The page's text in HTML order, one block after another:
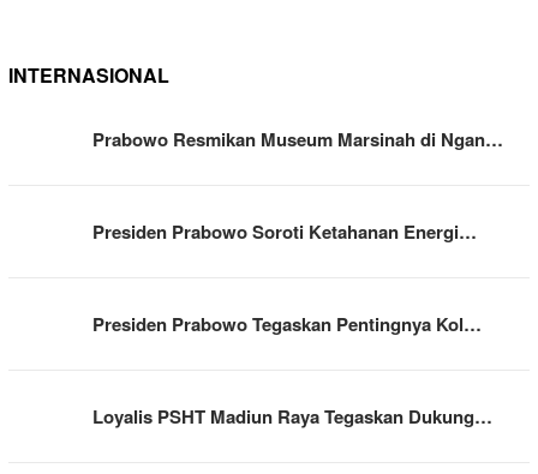
INTERNASIONAL
Prabowo Resmikan Museum Marsinah di Ngan…
Presiden Prabowo Soroti Ketahanan Energi…
Presiden Prabowo Tegaskan Pentingnya Kol…
Loyalis PSHT Madiun Raya Tegaskan Dukung…